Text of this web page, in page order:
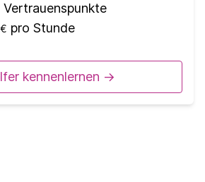
Vertrauenspunkte
€ pro Stunde
kennenlernen ->